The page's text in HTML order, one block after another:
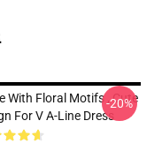
With Floral Motifs , Cute
For V A-Line Dress
-20%